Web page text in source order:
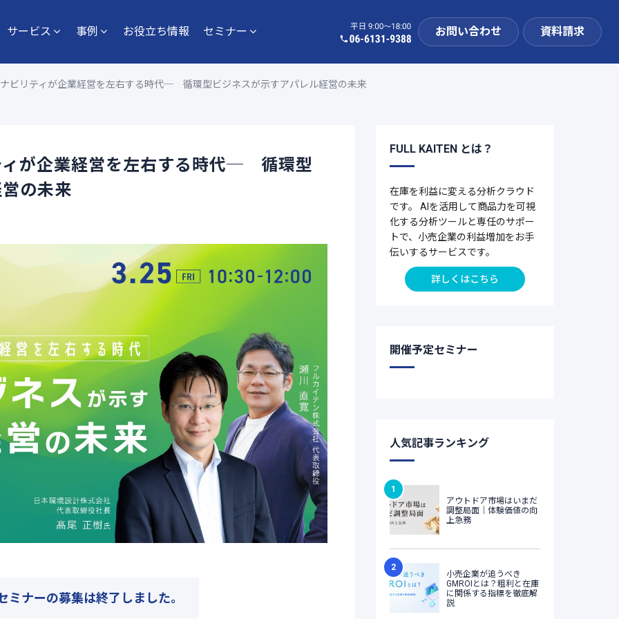
サービス 事例 お役立ち情報 セミナー お問い合わせ 資料請求
ビリティが企業経営を左右する時代─ 循環型ビジネスが示すアパレル経営の未来
が企業経営を左右する時代─ 循環型
の未来
ミナーの募集は終了しました｡
FULL KAITEN とは？
在庫を利益に変える分析クラウド
です。 AIを活用して商品力を可視
化する分析ツールと専任のサポー
トで、小売企業の利益増加をお手
伝いするサービスです。
詳しくはこちら
開催予定セミナー
人気記事ランキング